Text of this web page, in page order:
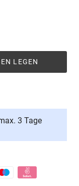
LEGEN
3 Tage